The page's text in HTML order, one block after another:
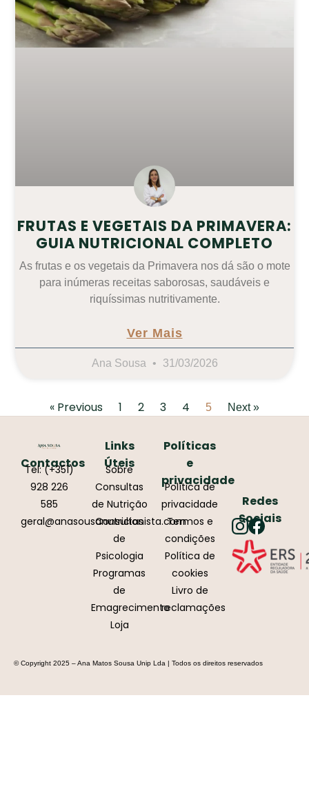
FRUTAS E VEGETAIS DA PRIMAVERA:
GUIA NUTRICIONAL COMPLETO
As frutas e os vegetais da Primavera nos dá são o mote
para inúmeras receitas saborosas, saudáveis e
riquíssimas nutritivamente.
Ver Mais
Ana Sousa 31/03/2026
« Previous 1 2 3 4 5 Next »
Contactos
Tel: (+351)
928 226
585
geral@anasousanutricionista.com
Links
Úteis
Sobre
Consultas
de Nutrição
Consultas
de
Psicologia
Programas
de
Emagrecimento
Loja
Políticas
e
privacidade
Política de
privacidade
Termos e
condições
Política de
cookies
Livro de
reclamações
Redes
Sociais
© Copyright 2025 – Ana Matos Sousa Unip Lda | Todos os direitos reservados